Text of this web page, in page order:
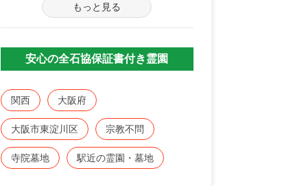
より徒歩13分、バスをご利用の場合「淡路3
丁目」、「淡路2丁目」停留所の目の前で
段差の無いバリアフリー設計の墓地は、参道
幅も広くお年寄りにも安心してお墓参りいた
だけます。
また、永代供養塔（合祀墓）がありますの
で、跡継ぎのない方にも安心。
万一お墓が無縁になっても、ご遺骨は供養塔
に合祀し永代にわたって管理・供養いたしま
す。
もっと見る
安心の全石協保証書付き霊園
関西 大阪府
大阪市東淀川区 宗教不問
寺院墓地 駅近の霊園・墓地